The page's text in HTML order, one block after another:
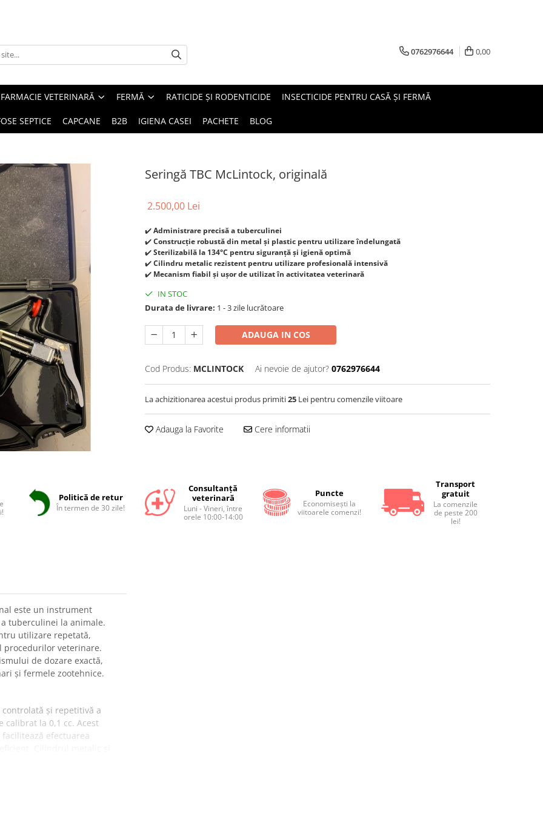
0762976644 0,00
FARMACIE VETERINARĂ FERMĂ RATICIDE ȘI RODENTICIDE INSECTICIDE PENTRU CASĂ ȘI FERMĂ
SEPTICE CAPCANE B2B IGIENA CASEI PACHETE BLOG
Seringă TBC McLintock, originală
2.500,00 Lei
✔️Administrare precisă a tuberculinei
✔️Construcție robustă din metal și plastic pentru utilizare îndelungată
✔️Sterilizabilă la 134°C pentru siguranță și igienă optimă
✔️Cilindru metalic rezistent pentru utilizare profesională intensivă
✔️ Mecanism fiabil și ușor de utilizat în activitatea veterinară
IN STOC
Durata de livrare: 1 - 3 zile lucrătoare
ADAUGA IN COS
Cod Produs: MCLINTOCK Ai nevoie de ajutor? 0762976644
La achizitionarea acestui produs primiti25 Lei pentru comenzile viitoare
Adauga la Favorite Cere informatii
Politică de retur
În termen de 30 zile!
Consultanță
veterinară
Luni - Vineri, între
orele 10:00-14:00
Puncte
Economiseşti la
viitoarele comenzi!
Transport
gratuit
La comenzile
de peste 200
lei!
este un instrument
tuberculinei la animale.
utilizare repetată,
procedurilor veterinare.
de dozare exactă,
și fermele zootehnice.
și repetitivă a
la 0,1 cc. Acest
efectuarea
chiar și în condiții de